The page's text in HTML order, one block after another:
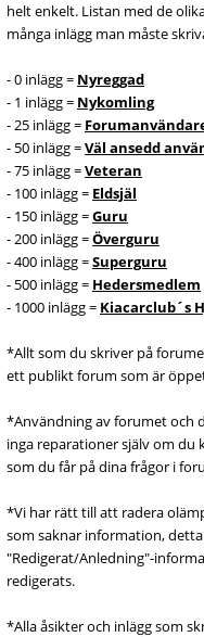
helt enkelt. Listan med de
många inlägg man måste
- 0 inlägg = Nyreggad
- 1 inlägg = Nykomling
- 25 inlägg =
- 50 inlägg =Väl ansedd
- 75 inlägg =Veteran
- 100 inlägg = Eldsjäl
- 150 inlägg =Guru
- 200 inlägg =Överguru
- 400 inlägg =Superguru
- 500 inlägg = Hedersmedlem
- 1000 inlägg = Kiacarclub´s
*Allt som du skriver på
ett publikt forum som är
*Användning av forumet och
inga reparationer själv om du
som du får på dina frågor i
*Vi har rätt till att radera
som saknar information,
"Redigerat/Anledning"-
redigerats.
*Alla åsikter och inlägg som